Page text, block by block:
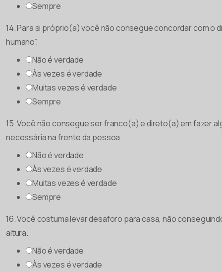
Sempre
14. Para si próprio(a) você não consegue concordar com o
humano”.
Não é verdade
Às vezes é verdade
Muitas vezes é verdade
Sempre
15. Você não consegue ser franco(a) e direto(a) em fazer
necessária na frente da pessoa.
Não é verdade
Às vezes é verdade
Muitas vezes é verdade
Sempre
16. Você costuma levar desaforo para casa, não
altura.
Não é verdade
Às vezes é verdade